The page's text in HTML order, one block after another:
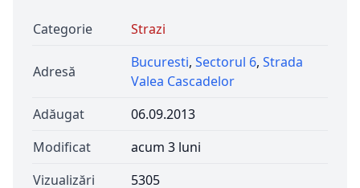
Categorie Strazi
Adresă
Bucuresti, Sectorul 6, Strada
Valea Cascadelor
Adăugat
06.09.2013
Modificat
acum 3 luni
Vizualizări
5305